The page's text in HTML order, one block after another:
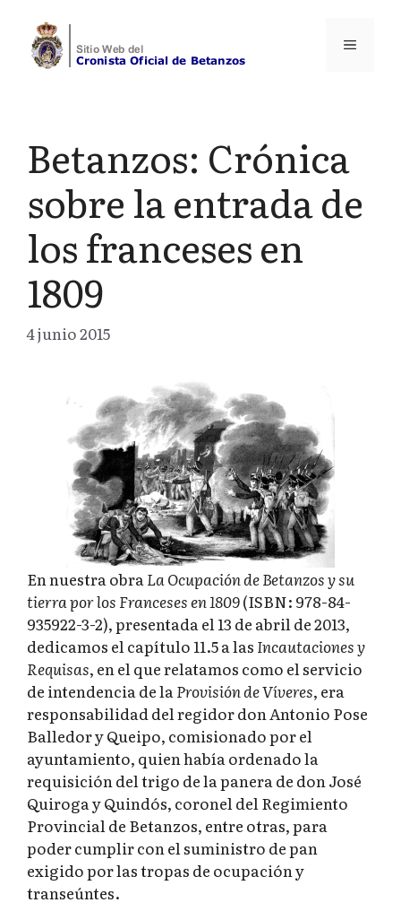
contenido
Menú
Betanzos: Crónica
sobre la entrada de
los franceses en
1809
4 junio 2015
En nuestra obra La Ocupación de Betanzos y su
tierra por los Franceses en 1809(ISBN: 978-84-
935922-3-2), presentada el 13 de abril de 2013,
dedicamos el capítulo 11.5 a las Incautaciones y
Requisas, en el que relatamos como el servicio
de intendencia de la Provisión de Víveres, era
responsabilidad del regidor don Antonio Pose
Balledor y Queipo, comisionado por el
ayuntamiento, quien había ordenado la
requisición del trigo de la panera de don José
Quiroga y Quindós, coronel del Regimiento
Provincial de Betanzos, entre otras, para
poder cumplir con el suministro de pan
exigido por las tropas de ocupación y
transeúntes.